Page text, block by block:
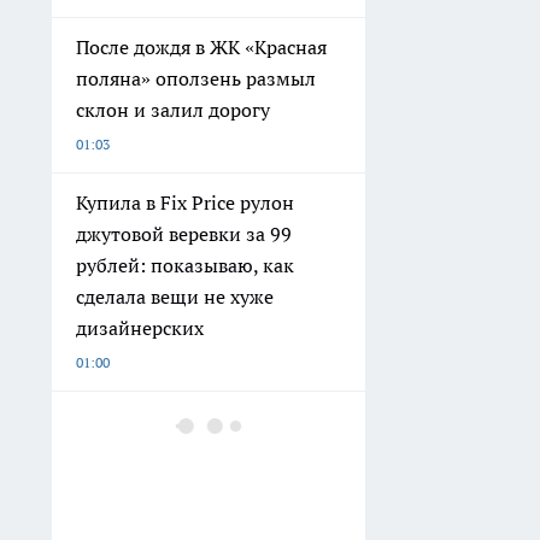
После дождя в ЖК «Красная
поляна» оползень размыл
склон и залил дорогу
01:03
Купила в Fix Price рулон
джутовой веревки за 99
рублей: показываю, как
сделала вещи не хуже
дизайнерских
01:00
МФЦ Нижегородской